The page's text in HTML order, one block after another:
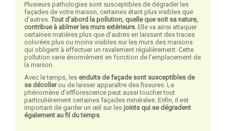
Plusieurs pathologies sont susceptibles de dégrader les
façades de votre maison, certaines étant plus visibles que
d’autres. Tout d’abord la pollution, quelle que soit sa nature,
contribue à abîmer les murs extérieurs. Elle va ainsi attaquer
certaines matières plus que d’autres en laissant des traces
colorées plus ou moins visibles sur les murs des maisons
qui obligent à effectuer un ravalement régulièrement. Cette
pollution varie énormément en fonction de l’emplacement de
la maison.
Avec le temps, les enduits de façade sont susceptibles de
se décollerou de laisser apparaître des fissures. Le
phénomène d’efflorescence peut aussi toucher tout
particulièrement certaines façades minérales. Enfin, il est
important de garder un œil sur les joints qui se dégradent
également au fil du temps.